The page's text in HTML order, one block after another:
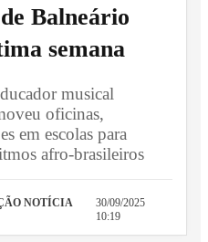
Balneário
semana
musical
oficinas,
em escolas para
afro-brasileiros
NOTÍCIA
30/09/2025
10:19